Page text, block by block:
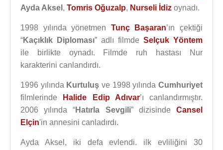
Ayda Aksel , Tomris Oğuzalp, Nurseli İdiz oynadı.
1998 yılında yönetmen Tunç Başaran’ın çektiği
“Kaçıklık Diploması” adlı filmde Selçuk Yöntem
ile birlikte oynadı. Filmde ruh hastası Nur
karakterini canlandırdı.
1996 yılında Kurtuluş ve 1998 yılındaCumhuriyet
filmlerinde
Halide Edip Adıvar’ı canlandırmıştır.
2006 yılında “Hatırla Sevgili” dizisindeCansel
Elçin'in annesini canladırdı.
Ayda Aksel, iki defa evlendi. ilk evliliğini 30